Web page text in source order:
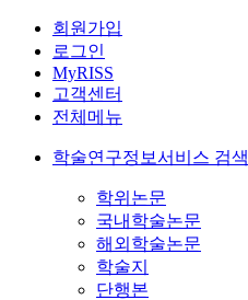
회원가입
로그인
MyRISS
고객센터
전체메뉴
학술연구정보서비스 검색
학위논문
국내학술논문
해외학술논문
학술지
단행본